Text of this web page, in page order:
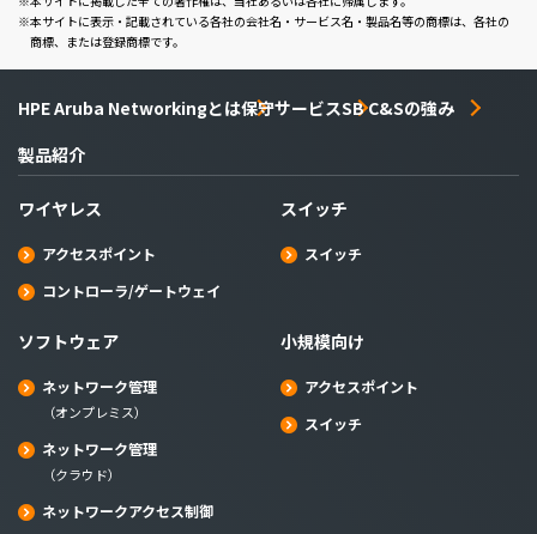
本サイトに表示・記載されている各社の会社名・サービス名・製品名等の商標は、各社の
商標、または登録商標です。
HPE Aruba Networkingとは保守サービスSB C&Sの強み
製品紹介
ワイヤレス
アクセスポイント
コントローラ/ゲートウェイ
スイッチ
スイッチ
ソフトウェア
ネットワーク管理
（オンプレミス）
ネットワーク管理
（クラウド）
ネットワークアクセス制御
小規模向け
アクセスポイント
スイッチ